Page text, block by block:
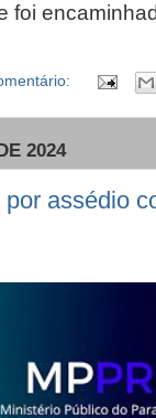
foi
2024
assédio